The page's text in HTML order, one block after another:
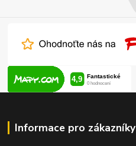
Informace pro zákazníky